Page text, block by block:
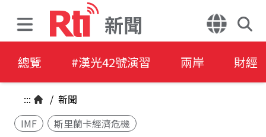
新聞
總覽 #漢光42號演習 兩岸 財經
::: / 新聞
IMF
斯里蘭卡經濟危機